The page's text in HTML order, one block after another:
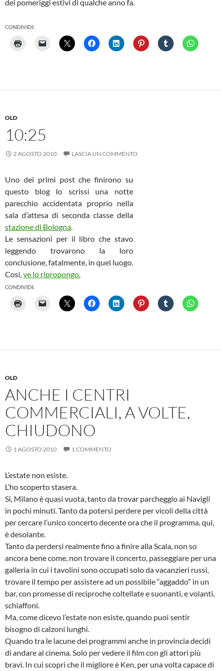
dei pomeriggi estivi di qualche anno fa.
CONDIVIDI:
OLD
10:25
2 AGOSTO 2010 LASCIA UN COMMENTO
Uno dei primi post che finirono su
questo blog lo scrissi una notte
parecchio accidentata proprio nella
sala d’attesa di seconda classe della
stazione di Bologna.
Le sensazioni per il libro che stavo
leggendo trovarono la loro
conclusione, fatalmente, in quel luogo.
Cosi,ve lo ripropongo.
CONDIVIDI:
OLD
ANCHE I CENTRI
COMMERCIALI, A VOLTE,
CHIUDONO
1 AGOSTO 2010 1 COMMENTO
L’estate non esiste.
L’ho scoperto stasera.
Si, Milano è quasi vuota, tanto da trovar parcheggio ai Navigli
in pochi minuti. Tanto da potersi perdere per vicoli della città
per cercare l’unico concerto decente ora che il programma, qui,
è desolante.
Tanto da perdersi realmente fino a finire alla Scala, non so
ancora bene come, non trovare il concerto, passeggiare per una
galleria in cui i tavolini sono occupati solo da vacanzieri russi,
trovare il tempo per assistere ad un possibile “aggaddo” in un
bar, con promesse di reciproche coltellate e suonanti, e volanti,
schiaffoni.
Ma, come dicevo l’estate non esiste, quando puoi sentir
bisogno di calzoni lunghi.
Quando tra le lacune dei programmi anche in provincia decidi
di andare al cinema. Solo per vedere il film con gli attori più
bravi. In cui scopri che il migliore è Ken, per una volta capace di